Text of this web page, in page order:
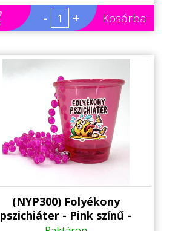
Kellék
- + Kosárba
(NYP300) Folyékony
pszichiáter - Pink színű -